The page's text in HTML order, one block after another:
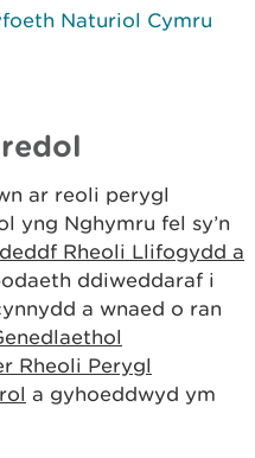
Naturiol Cymru
ar reoli perygl
yng Nghymru fel sy’n
Rheoli Llifogydd a
ddiweddaraf i
a wnaed o ran
Rheoli Perygl
a gyhoeddwyd ym